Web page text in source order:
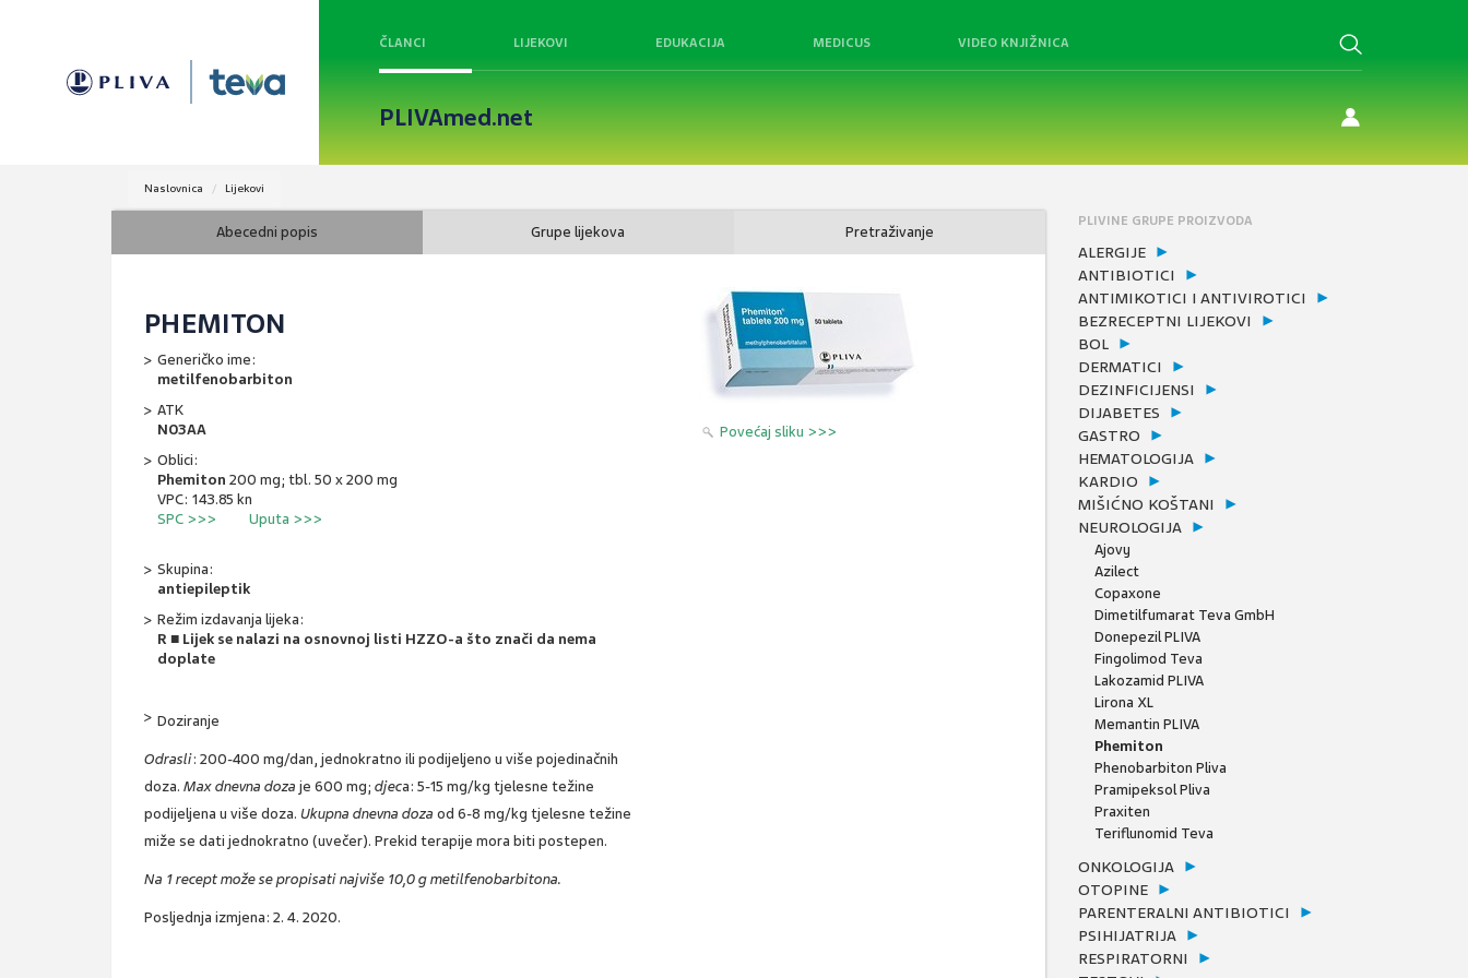
ČLANCI LIJEKOVI EDUKACIJA MEDICUS VIDEO KNJIŽNICA
PLIVAmed.net
Naslovnica Lijekovi
Abecedni popis Grupe lijekova Pretraživanje
PHEMITON
Generičko ime:
metilfenobarbiton
ATK
N03AA
Oblici:
Phemiton 200 mg; tbl. 50 x 200 mg
VPC: 143.85 kn
SPC >>>
Uputa >>>
Skupina:
antiepileptik
Režim izdavanja lijeka:
R ■ Lijek se nalazi na osnovnoj listi HZZO-a što znači da nema
doplate
Doziranje
Odrasli: 200-400 mg/dan, jednokratno ili podijeljeno u više pojedinačnih
doza. Max dnevna doza je 600 mg; djeca: 5-15 mg/kg tjelesne težine
podijeljena u više doza. Ukupna dnevna doza od 6-8 mg/kg tjelesne težine
miže se dati jednokratno (uvečer). Prekid terapije mora biti postepen.
Na 1 recept može se propisati najviše 10,0 g metilfenobarbitona.
Posljednja izmjena: 2. 4. 2020.
Povećaj sliku >>>
PLIVINE GRUPE PROIZVODA
ALERGIJE
ANTIBIOTICI
ANTIMIKOTICI I ANTIVIROTICI
BEZRECEPTNI LIJEKOVI
BOL
DERMATICI
DEZINFICIJENSI
DIJABETES
GASTRO
HEMATOLOGIJA
KARDIO
MIŠIĆNO KOŠTANI
NEUROLOGIJA
Ajovy
Azilect
Copaxone
Dimetilfumarat Teva GmbH
Donepezil PLIVA
Fingolimod Teva
Lakozamid PLIVA
Lirona XL
Memantin PLIVA
Phemiton
Phenobarbiton Pliva
Pramipeksol Pliva
Praxiten
Teriflunomid Teva
ONKOLOGIJA
OTOPINE
PARENTERALNI ANTIBIOTICI
PSIHIJATRIJA
RESPIRATORNI